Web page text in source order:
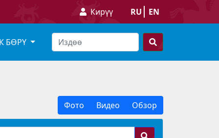
Кирүү RU EN
БӨРҮ
Фото Видео Обзор